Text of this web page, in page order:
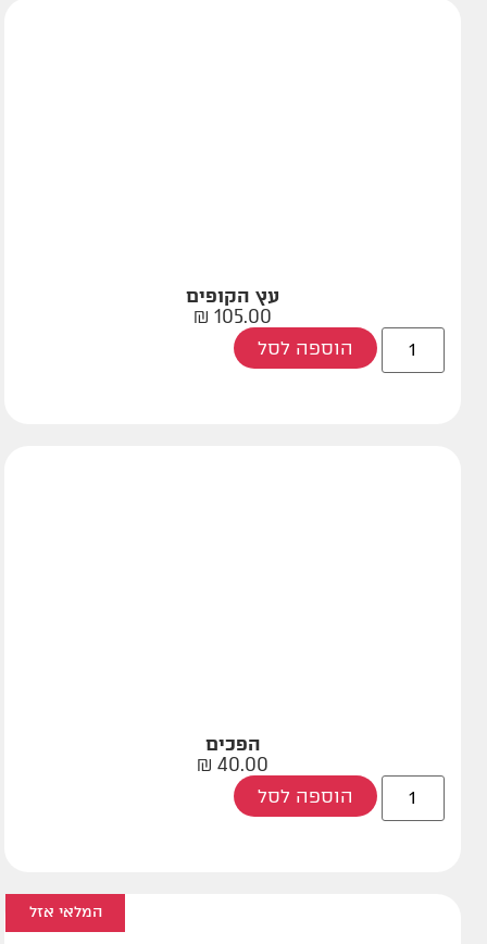
עץ הקופים
105.00
₪
הוספה לסל
הפכים
40.00
₪
הוספה לסל
המלאי אזל